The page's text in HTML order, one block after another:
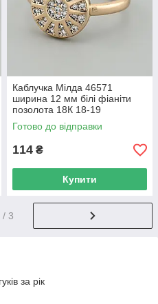
Каблучка Мілда 46571
ширина 12 мм білі фіаніти
позолота 18К 18-19
Готово до відправки
114 ₴
Купити
/ 3
за рік